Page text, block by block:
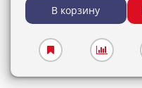
В корзину